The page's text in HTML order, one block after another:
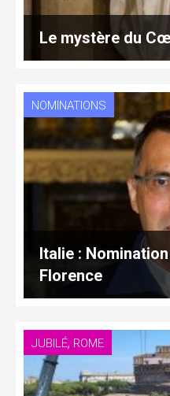
Le mystère du
NOMINATIONS
Italie :
Florence
JUBILÉ, ROME